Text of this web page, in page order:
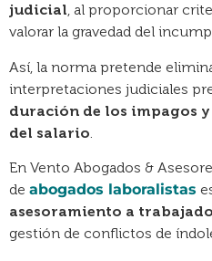
judicial, al proporcionar
valorar la gravedad del
Así, la norma pretende
interpretaciones judiciales
duración de los impagos
del salario
En Vento Abogados &
de abogados laboralistas
asesoramiento a
gestión de conflictos de